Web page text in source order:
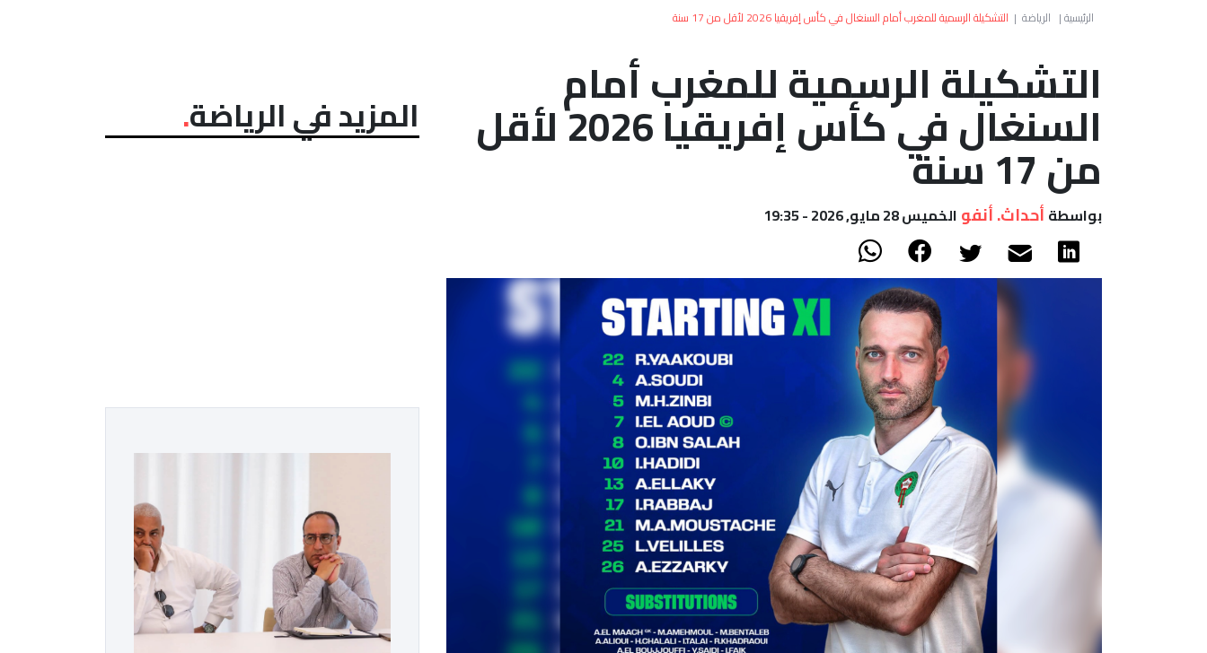
الرئيسية| الرياضة | التشكيلة الرسمية للمغرب أمام السنغال في كأس إفريقيا 2026 لأقل من 17 سنة
التشكيلة الرسمية للمغرب أمام
السنغال في كأس إفريقيا 2026 لأقل
من 17 سنة
بواسطة أحداث. أنفو الخميس 28 مايو, 2026 - 19:35
المزيد في الرياضة